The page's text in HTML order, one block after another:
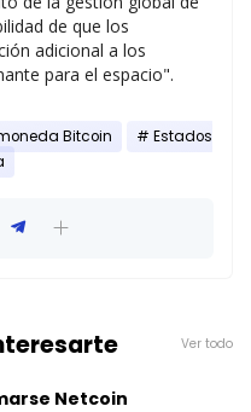
de que los
adicional a los
para el espacio".
Bitcoin
Estados
Ver todo
Netcoin